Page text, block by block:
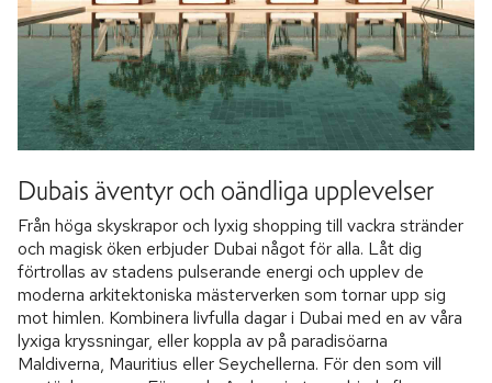
Dubais äventyr och oändliga upplevelser
Från höga skyskrapor och lyxig shopping till vackra stränder
och magisk öken erbjuder Dubai något för alla. Låt dig
förtrollas av stadens pulserande energi och upplev de
moderna arkitektoniska mästerverken som tornar upp sig
mot himlen. Kombinera livfulla dagar i Dubai med en av våra
lyxiga kryssningar, eller koppla av på paradisöarna
Maldiverna, Mauritius eller Seychellerna. För den som vill